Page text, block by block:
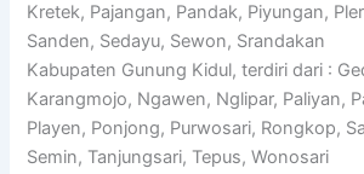
Kretek, Pajangan, Pandak, Piyungan,
Sanden, Sedayu, Sewon, Srandakan
Kabupaten Gunung Kidul, terdiri dari :
Karangmojo, Ngawen, Nglipar, Paliyan,
Playen, Ponjong, Purwosari, Rongkop,
Semin, Tanjungsari, Tepus, Wonosari